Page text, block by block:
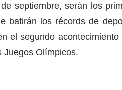
septiembre, serán los
batirán los récords de
el segundo
Juegos Olímpicos.